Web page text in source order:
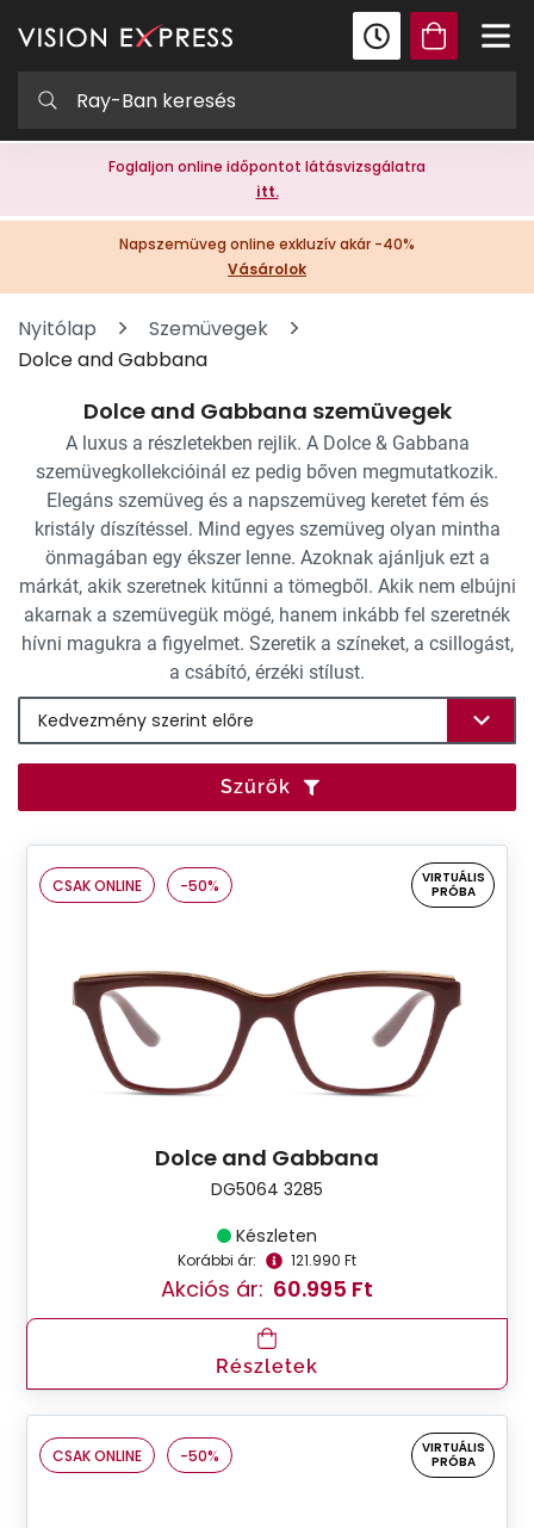
Foglaljon online időpontot látásvizsgálatra
itt.
Napszemüveg online exkluzív akár -40%
Vásárolok
Nyitólap
Szemüvegek
Dolce and Gabbana
Dolce and Gabbana szemüvegek
A luxus a részletekben rejlik. A Dolce & Gabbana
szemüvegkollekcióinál ez pedig bőven megmutatkozik.
Elegáns szemüveg és a napszemüveg keretet fém és
kristály díszítéssel. Mind egyes szemüveg olyan mintha
önmagában egy ékszer lenne. Azoknak ajánljuk ezt a
márkát, akik szeretnek kitűnni a tömegből. Akik nem elbújni
akarnak a szemüvegük mögé, hanem inkább fel szeretnék
hívni magukra a figyelmet. Szeretik a színeket, a csillogást,
a csábító, érzéki stílust.
Szűrők
CSAK ONLINE -50%
VIRTUÁLIS
PRÓBA
Dolce and Gabbana
DG5064 3285
Készleten
Korábbi ár: 121.990 Ft
Akciós ár: 60.995 Ft
Részletek
CSAK ONLINE -50%
VIRTUÁLIS
PRÓBA